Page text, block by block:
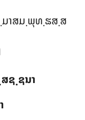
ມາສມ຺ພຸທ຺ຘສ຺ສ
ຊ຺ຊນາ